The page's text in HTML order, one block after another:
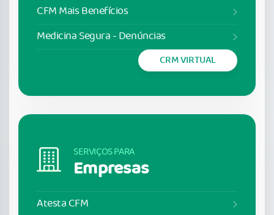
CFM Mais Benefícios
Medicina Segura - Denúncias
CRM VIRTUAL
SERVIÇOS PARA
Empresas
Atesta CFM